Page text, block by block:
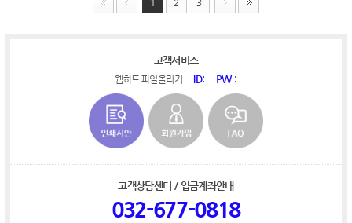
1 2 3
고객서비스
웹하드 파일올리기 ID: PW :
고객상담센터 / 입금계좌안내
032-677-0818